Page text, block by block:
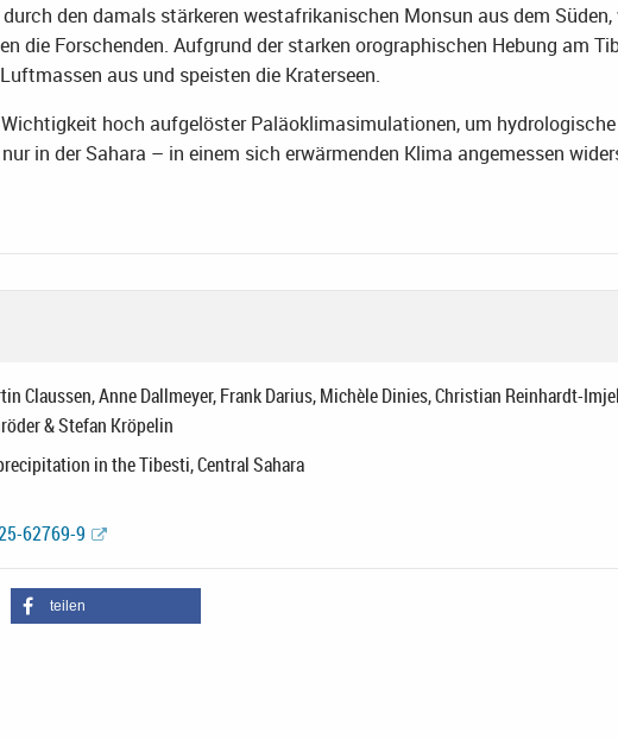
den damals stärkeren westafrikanischen Monsun aus dem Süden,
die Forschenden. Aufgrund der starken orographischen Hebung am
aus und speisten die Kraterseen.
hoch aufgelöster Paläoklimasimulationen, um hydrologische
in der Sahara – in einem sich erwärmenden Klima angemessen
Claussen, Anne Dallmeyer, Frank Darius, Michèle Dinies, Christian Reinhardt-
& Stefan Kröpelin
in the Tibesti, Central Sahara
62769-9
teilen